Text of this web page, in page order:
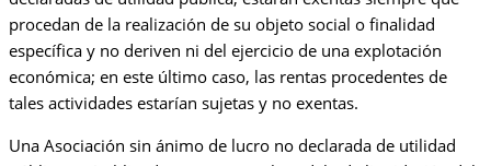
procedan de la realización de su objeto social o finalidad
específica y no deriven ni del ejercicio de una explotación
económica; en este último caso, las rentas procedentes de
tales actividades estarían sujetas y no exentas.
Una Asociación sin ánimo de lucro no declarada de utilidad